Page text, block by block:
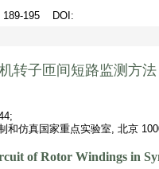
189-195 DOI :
转子匝间短路监测方法
和仿真国家重点实验室, 北京
of Rotor Windings in